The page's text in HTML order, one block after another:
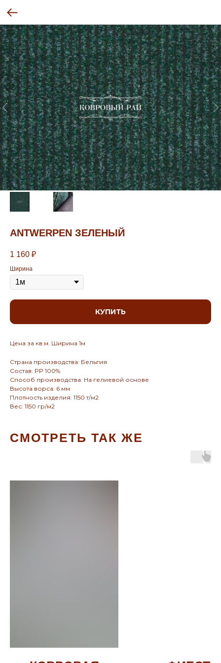
АNTWERPEN ЗЕЛЕНЫЙ
1 160 ₽
Ширина
КУПИТЬ
Цена за кв.м. Ширина 1м
Страна производства: Бельгия
Состав: PP 100%
Способ производства: На гелиевой основе
Высота ворса: 6 мм
Плотность изделия: 1150 т/м2
Вес: 1150 гр/м2
СМОТРЕТЬ ТАК ЖЕ